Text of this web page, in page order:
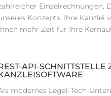
Einzelrechnungen.
Konzepts, Ihre
mehr Zeit für Ihre
API-
modernes Legal-Tech-